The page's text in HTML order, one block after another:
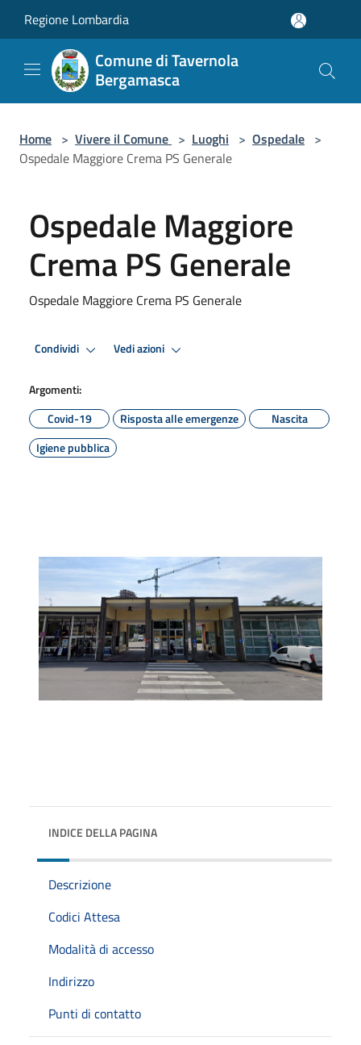
Regione Lombardia
Comune di Tavernola
Bergamasca
Home > Vivere il Comune > Luoghi > Ospedale >
Ospedale Maggiore Crema PS Generale
Ospedale Maggiore
Crema PS Generale
Ospedale Maggiore Crema PS Generale
Condividi Vedi azioni
Argomenti:
Covid-19
Risposta alle emergenze
Nascita
Igiene pubblica
INDICE DELLA PAGINA
Descrizione
Codici Attesa
Modalità di accesso
Indirizzo
Punti di contatto